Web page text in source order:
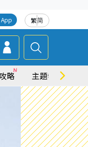
繁简
略 主題特集